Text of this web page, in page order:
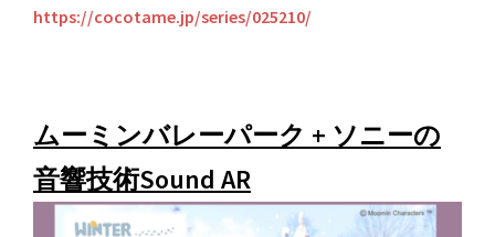
https://cocotame.jp/series/025210/
ムーミンバレーパーク + ソニーの
音響技術Sound AR